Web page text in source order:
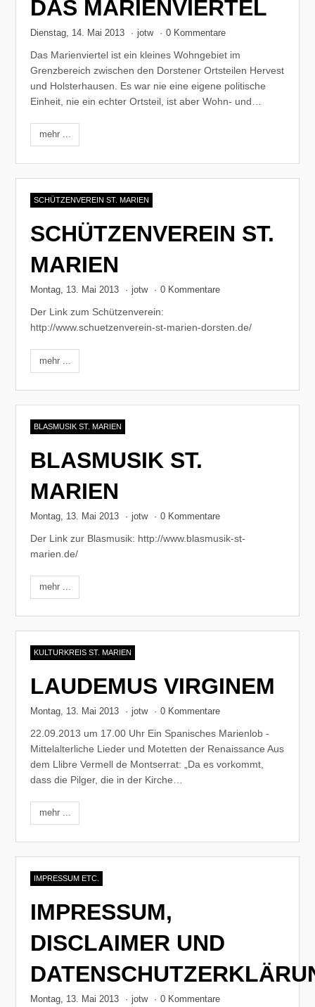
DAS MARIENVIERTEL
Dienstag, 14. Mai 2013 · jotw · 0 Kommentare
Das Marienviertel ist ein kleines Wohngebiet im
Grenzbereich zwischen den Dorstener Ortsteilen Hervest
und Holsterhausen. Es war nie eine eigene politische
Einheit, nie ein echter Ortsteil, ist aber Wohn- und…
mehr ...
SCHÜTZENVEREIN ST. MARIEN
SCHÜTZENVEREIN ST.
MARIEN
Montag, 13. Mai 2013 · jotw · 0 Kommentare
Der Link zum Schützenverein:
http://www.schuetzenverein-st-marien-dorsten.de/
mehr ...
BLASMUSIK ST. MARIEN
BLASMUSIK ST.
MARIEN
Montag, 13. Mai 2013 · jotw · 0 Kommentare
Der Link zur Blasmusik: http://www.blasmusik-st-
marien.de/
mehr ...
KULTURKREIS ST. MARIEN
LAUDEMUS VIRGINEM
Montag, 13. Mai 2013 · jotw · 0 Kommentare
22.09.2013 um 17.00 Uhr Ein Spanisches Marienlob -
Mittelalterliche Lieder und Motetten der Renaissance Aus
dem Llibre Vermell de Montserrat: „Da es vorkommt,
dass die Pilger, die in der Kirche…
mehr ...
IMPRESSUM ETC.
IMPRESSUM,
DISCLAIMER UND
Montag, 13. Mai 2013 · jotw · 0 Kommentare